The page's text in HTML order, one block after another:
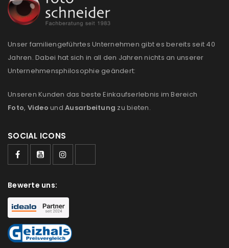
Unser familiengeführtes Unternehmen gibt es bereits seit 40
Jahren. Dabei hat sich in all den Jahren nichts an unserer
Unternehmensphilosophie geändert:
Unseren Kunden das beste Einkaufserlebnis im Bereich
Foto, Video und Ausarbeitung zu bieten.
SOCIAL ICONS
Bewerte uns: